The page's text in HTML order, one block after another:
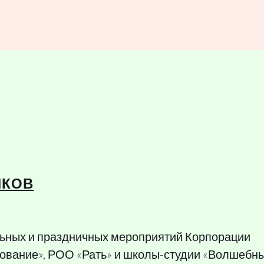
и праздничных мероприятий Корпорации
РОО «Рать» и школы-студии